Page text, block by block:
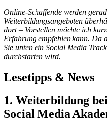
Online-Schaffende werden
Weiterbildungsangeboten
dort – Vorstellen möchte ich
Erfahrung empfehlen kann. Da
Sie unten ein Social Media
durchstarten wird.
Lesetipps & News
1. Weiterbildung
Social Media